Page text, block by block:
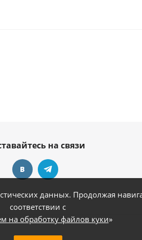
на связи
данных. Продолжая
соответствии с
на обработку файлов куки»